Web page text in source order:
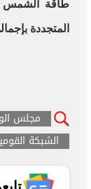
طاقة الشمس
المتجددة بإجمالي 5
مجلس
الشبكة